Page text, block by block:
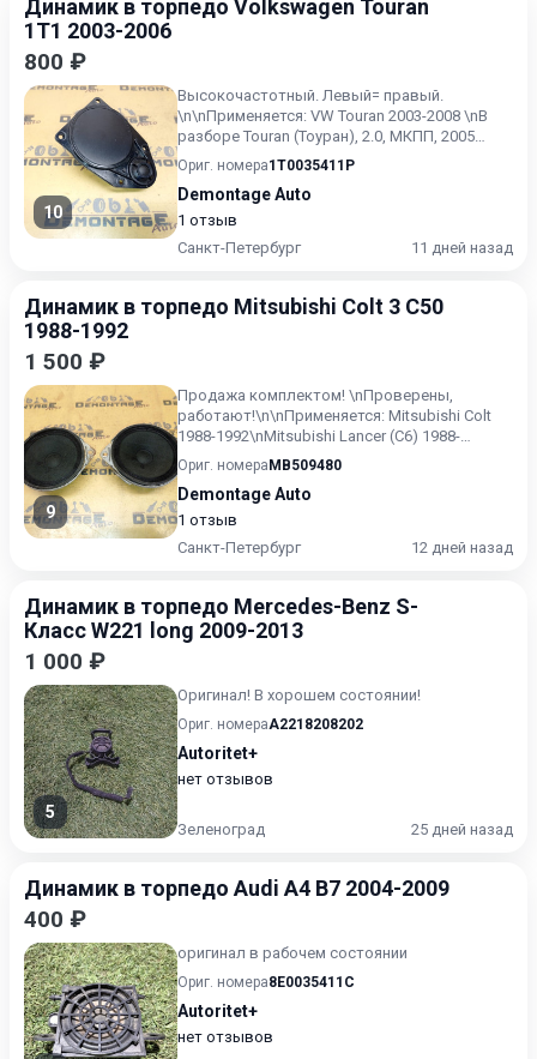
Динамик в торпедо Volkswagen Touran
1T1 2003-2006
800 ₽
10
Высокочастотный. Левый= правый.
\n\nПрименяется: VW Touran 2003-2008 \nВ
разборе Touran (Тоуран), 2.0, МКПП, 2005
г.в.\n\nЗвоните, спрашивай...
Ориг. номера1T0035411P
Demontage Auto
1 отзыв
Санкт-Петербург
11 дней назад
Динамик в торпедо Mitsubishi Colt 3 C50
1988-1992
1 500 ₽
9
Продажа комплектом! \nПроверены,
работают!\n\nПрименяется: Mitsubishi Colt
1988-1992\nMitsubishi Lancer (C6) 1988-
1992\n\nУ нас есть видеооб...
Ориг. номера MB509480
Demontage Auto
1 отзыв
Санкт-Петербург
12 дней назад
Динамик в торпедо Mercedes-Benz S-
Класс W221 long 2009-2013
1 000 ₽
5
Оригинал! В хорошем состоянии!
Ориг. номераA2218208202
Autoritet+
нет отзывов
Зеленоград 25 дней назад
Динамик в торпедо Audi A4 B7 2004-2009
400 ₽
оригинал в рабочем состоянии
Ориг. номера8E0035411C
Autoritet+
нет отзывов